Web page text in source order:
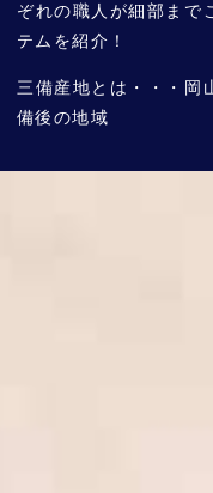
ぞれの職人が細部まで
テムを紹介！
三備産地とは・・・岡
備後の地域